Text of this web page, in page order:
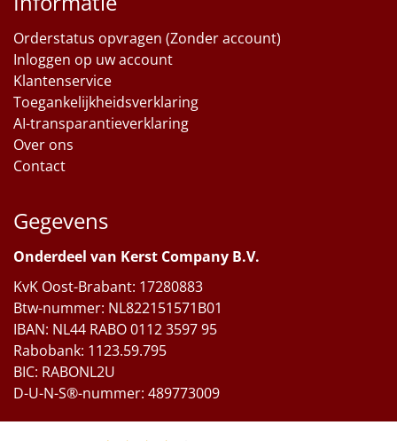
Orderstatus opvragen (Zonder account)
Inloggen op uw account
Klantenservice
Toegankelijkheidsverklaring
AI-transparantieverklaring
Over ons
Contact
Gegevens
Onderdeel van Kerst Company B.V.
KvK Oost-Brabant: 17280883
Btw-nummer: NL822151571B01
IBAN: NL44 RABO 0112 3597 95
Rabobank: 1123.59.795
BIC: RABONL2U
D-U-N-S®-nummer: 489773009